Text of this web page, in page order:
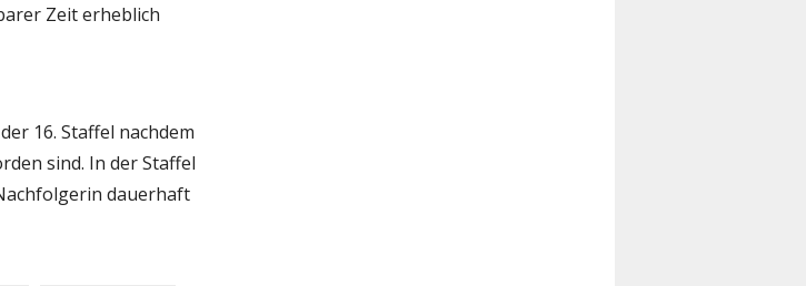
Zeit erheblich
16. Staffel nachdem
sind. In der Staffel
dauerhaft